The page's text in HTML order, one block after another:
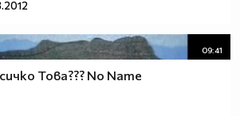
09:41
Това??? No Name